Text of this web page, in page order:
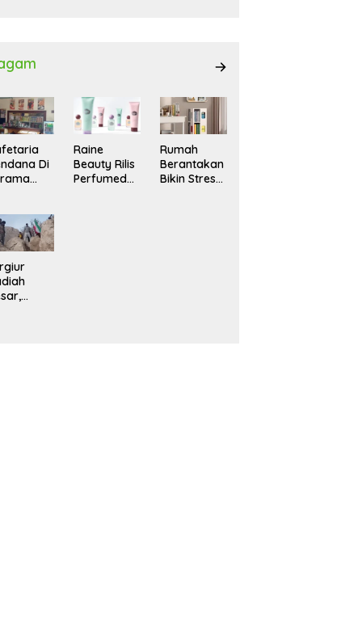
Di
Raine
Beauty Rilis
Perfumed
Rumah
Berantakan
Bikin Stres?